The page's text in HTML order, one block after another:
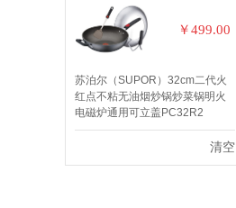
￥499.00
苏泊尔（SUPOR）32cm二代火
红点不粘无油烟炒锅炒菜锅明火
电磁炉通用可立盖PC32R2
清空